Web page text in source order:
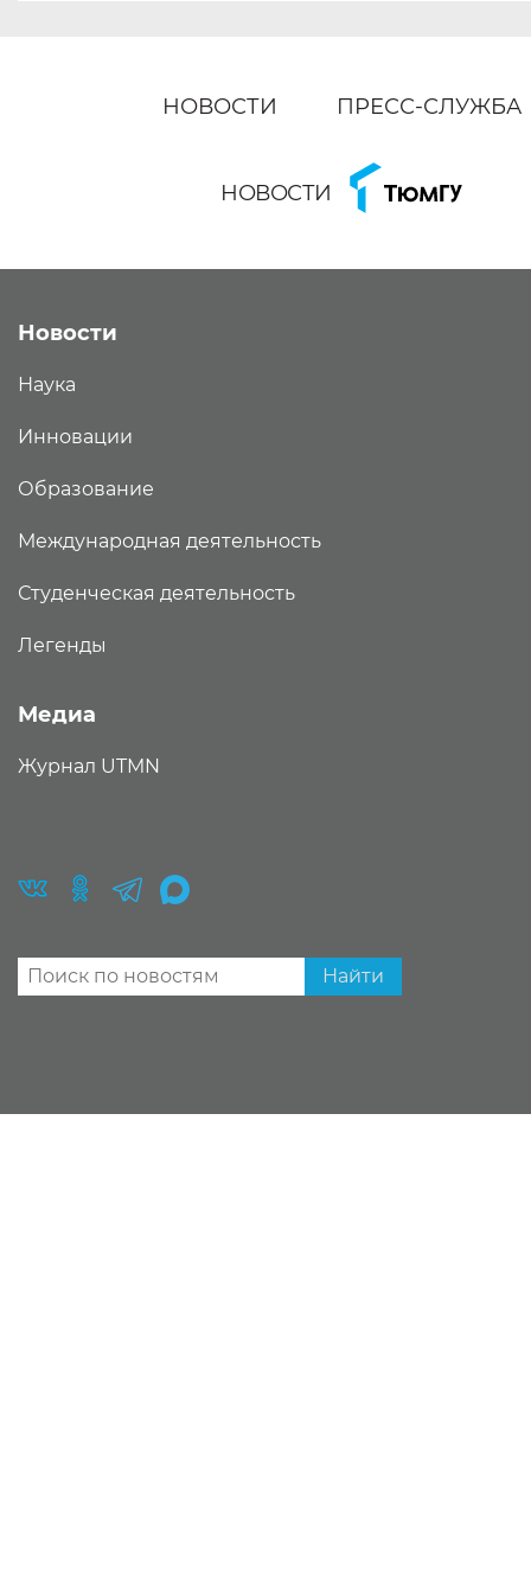
НОВОСТИ ПРЕСС-СЛУЖБА
НОВОСТИ
Новости
Наука
Инновации
Образование
Международная деятельность
Студенческая деятельность
Легенды
Медиа
Журнал UTMN
Найти